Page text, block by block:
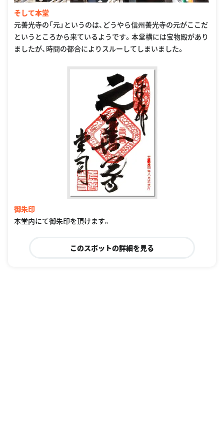
そして本堂
元善光寺の「元」というのは、どうやら信州善光寺の元がここだ
というところから来ているようです。本堂横には宝物殿があり
ましたが、時間の都合によりスルーしてしまいました。
御朱印
本堂内にて御朱印を頂けます。
このスポットの詳細を見る